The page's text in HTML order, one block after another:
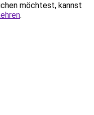
möchtest, kannst
.